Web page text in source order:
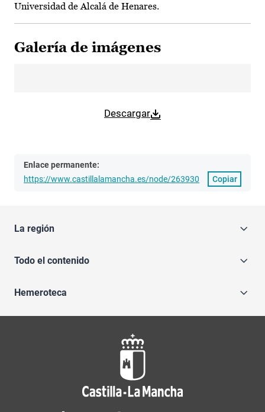
Universidad de Alcalá de Henares.
Galería de imágenes
Descargar
Enlace permanente:
https://www.castillalamancha.es/node/263930
Copiar
La región
Todo el contenido
Hemeroteca